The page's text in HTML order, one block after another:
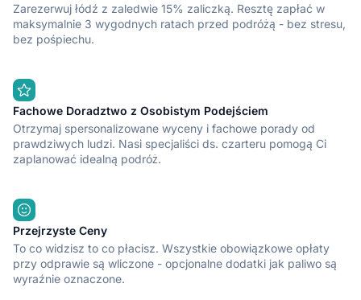
Zarezerwuj łódź z zaledwie 15% zaliczką. Resztę zapłać w
maksymalnie 3 wygodnych ratach przed podróżą - bez stresu,
bez pośpiechu.
Fachowe Doradztwo z Osobistym Podejściem
Otrzymaj spersonalizowane wyceny i fachowe porady od
prawdziwych ludzi. Nasi specjaliści ds. czarteru pomogą Ci
zaplanować idealną podróż.
Przejrzyste Ceny
To co widzisz to co płacisz. Wszystkie obowiązkowe opłaty
przy odprawie są wliczone - opcjonalne dodatki jak paliwo są
wyraźnie oznaczone.